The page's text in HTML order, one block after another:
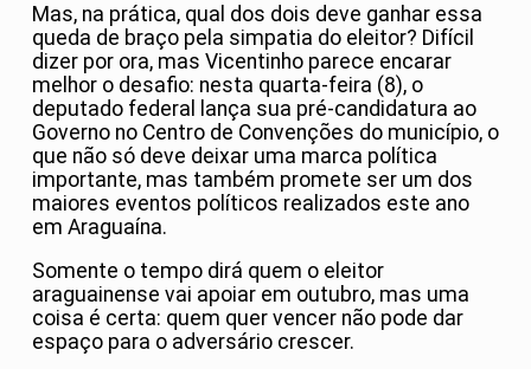
Mas, na prática, qual dos dois deve ganhar essa
queda de braço pela simpatia do eleitor? Difícil
dizer por ora, mas Vicentinho parece encarar
melhor o desafio: nesta quarta-feira (8), o
deputado federal lança sua pré-candidatura ao
Governo no Centro de Convenções do município, o
que não só deve deixar uma marca política
importante, mas também promete ser um dos
maiores eventos políticos realizados este ano
em Araguaína.
Somente o tempo dirá quem o eleitor
araguainense vai apoiar em outubro, mas uma
coisa é certa: quem quer vencer não pode dar
espaço para o adversário crescer.